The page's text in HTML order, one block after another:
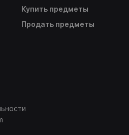
Купить предметы
Продать предметы